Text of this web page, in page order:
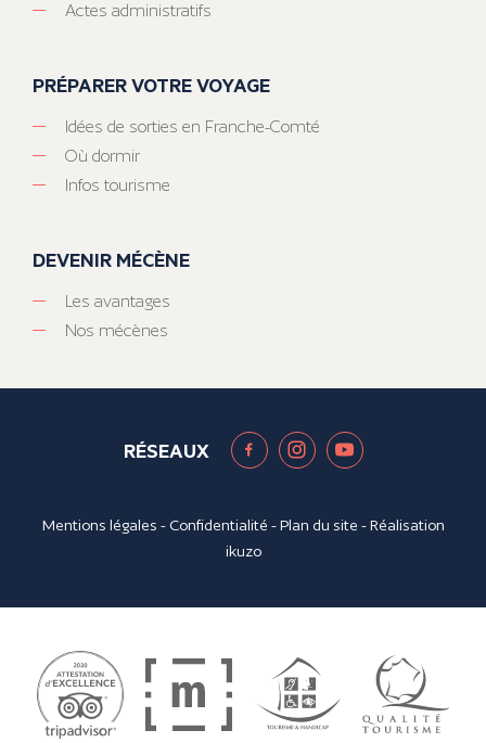
Actes administratifs
PRÉPARER VOTRE VOYAGE
Idées de sorties en Franche-Comté
Où dormir
Infos tourisme
DEVENIR MÉCÈNE
Les avantages
Nos mécènes
RÉSEAUX
Mentions légales - Confidentialité -Plan du site - Réalisation
ikuzo